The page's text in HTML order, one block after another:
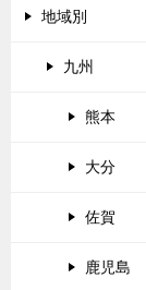
地域別
九州
熊本
大分
佐賀
鹿児島